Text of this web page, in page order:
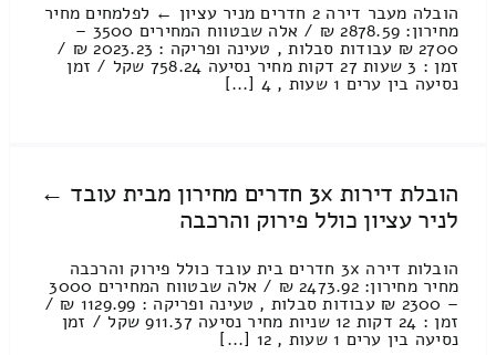
הובלה מעבר דירה 2 חדרים מניר עציון ← לפלמחים מחיר
מחירון: 2878.59 ₪ / אלה שבטווח המחירים 3500 –
2700 ₪ עבודות סבלות , טעינה ופריקה : 2023.23 ₪ /
זמן : 3 שעות 27 דקות מחיר נסיעה 758.24 שקל / זמן
נסיעה בין ערים 1 שעות , 4 [...]
הובלת דירות 3x חדרים מחירון מבית עובד ←
לניר עציון כולל פירוק והרכבה
הובלות דירה 3x חדרים בית עובד כולל פירוק והרכבה
מחיר מחירון: 2473.92 ₪ / אלה שבטווח המחירים 3000
– 2300 ₪ עבודות סבלות , טעינה ופריקה : 1129.99 ₪ /
זמן : 24 דקות 12 שניות מחיר נסיעה 911.37 שקל / זמן
נסיעה בין ערים 1 שעות , 12 [...]